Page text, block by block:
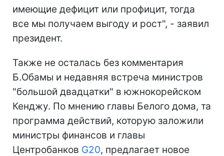
имеющие дефицит или профицит, тогда
все мы получаем выгоду и рост", - заявил
президент.
Также не осталась без комментария
Б.Обамы и недавняя встреча министров
"большой двадцатки" в южнокорейском
Кенджу. По мнению главы Белого дома, та
программа действий, которую заложили
министры финансов и главы
Центробанков G20, предлагает новое